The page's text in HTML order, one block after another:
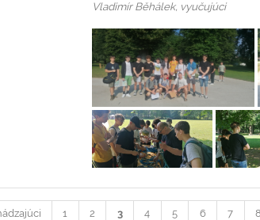
Vladimír Běhálek, vyučujúci
1 2 3 4 5 6 7 8